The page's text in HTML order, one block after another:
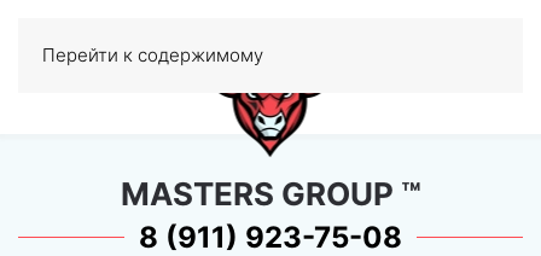
Перейти к содержимому
0
MASTERS GROUP ™
8 (911) 923-75-08